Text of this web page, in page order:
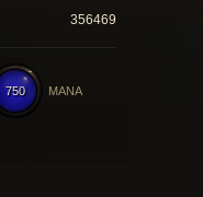
356469
750 MANA